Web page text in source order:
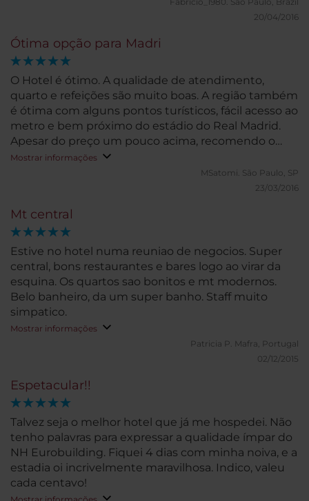
20/04/2016
Ótima opção para Madri
O Hotel é ótimo. A qualidade de atendimento,
quarto e refeições são muito boas. A região também
é ótima com alguns pontos turísticos, fácil acesso ao
metro e bem próximo do estádio do Real Madrid.
Apesar do preço um pouco acima, recomendo o
local!
Mostrar informações
MSatomi. São Paulo, SP
23/03/2016
Mt central
Estive no hotel numa reuniao de negocios. Super
central, bons restaurantes e bares logo ao virar da
esquina. Os quartos sao bonitos e mt modernos.
Belo banheiro, da um super banho. Staff muito
simpatico.
Mostrar informações
Patricia P. Mafra, Portugal
02/12/2015
Espetacular!!
Talvez seja o melhor hotel que já me hospedei. Não
tenho palavras para expressar a qualidade ímpar do
NH Eurobuilding. Fiquei 4 dias com minha noiva, e a
estadia oi incrivelmente maravilhosa. Indico, valeu
cada centavo!